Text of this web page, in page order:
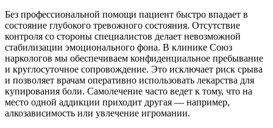
Без профессиональной помощи пациент быстро впадает в
состояние глубокого тревожного состояния. Отсутствие
контроля со стороны специалистов делает невозможной
стабилизации эмоционального фона. В клинике Союз
наркологов мы обеспечиваем конфиденциальное пребывание
и круглосуточное сопровождение. Это исключает риск срыва
и позволяет врачам оперативно использовать лекарства для
купирования боли. Самолечение часто ведет к тому, что на
место одной аддикции приходит другая — например,
алкозависимость или увлечение игромании.